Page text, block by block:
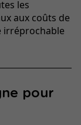
les
aux coûts de
irréprochable
pour